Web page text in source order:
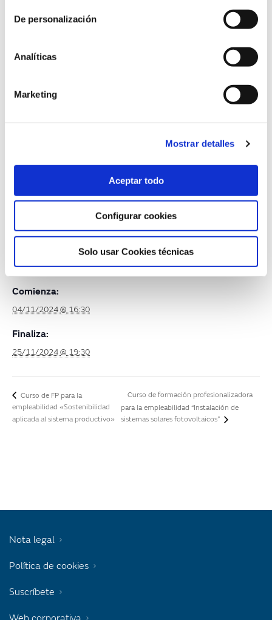
De personalización
Analíticas
Marketing
Mostrar detalles
Aceptar todo
Configurar cookies
Solo usar Cookies técnicas
Formación de 30 horas
Más información
+ Añadir a Google Calendar
DETALLES
Comienza:
04/11/2024 @ 16:30
Finaliza:
25/11/2024 @ 19:30
Curso de FP para la
empleabilidad «Sostenibilidad
aplicada al sistema productivo»
Curso de formación profesionalizadora
para la empleabilidad “Instalación de
sistemas solares fotovoltaicos”
Nota legal
Política de cookies
Suscríbete